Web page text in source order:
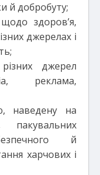
й добробуту;
здоров’я,
джерелах і
джерел
реклама,
наведену на
пакувальних
й
харчових і